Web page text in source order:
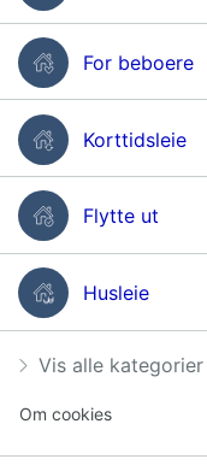
For beboere
Korttidsleie
Flytte ut
Husleie
Vis alle kategorier
Om cookies